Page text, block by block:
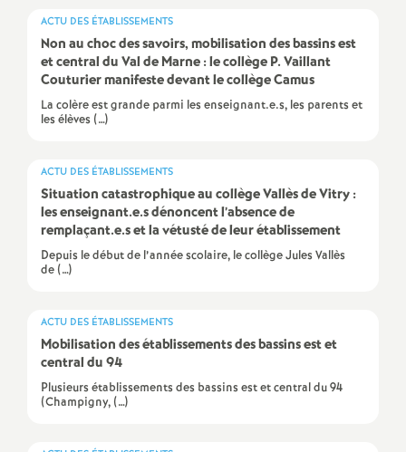
d
e
r
é
r
l
ACTU DES ÉTABLISSEMENTS
Non au choc des savoirs, mobilisation des bassins est
et central du Val de Marne : le collège P. Vaillant
Couturier manifeste devant le collège Camus
La colère est grande parmi les enseignant.e.s, les parents et
les élèves (…)
ACTU DES ÉTABLISSEMENTS
Situation catastrophique au collège Vallès de Vitry :
les enseignant.e.s dénoncent l’absence de
remplaçant.e.s et la vétusté de leur établissement
Depuis le début de l’année scolaire, le collège Jules Vallès
de (…)
ACTU DES ÉTABLISSEMENTS
Mobilisation des établissements des bassins est et
central du 94
Plusieurs établissements des bassins est et central du 94
(Champigny, (…)